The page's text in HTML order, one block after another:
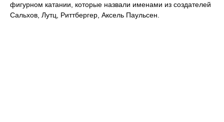
фигурном катании, которые назвали именами из создателей
Сальхов, Лутц, Риттбергер, Аксель Паульсен.